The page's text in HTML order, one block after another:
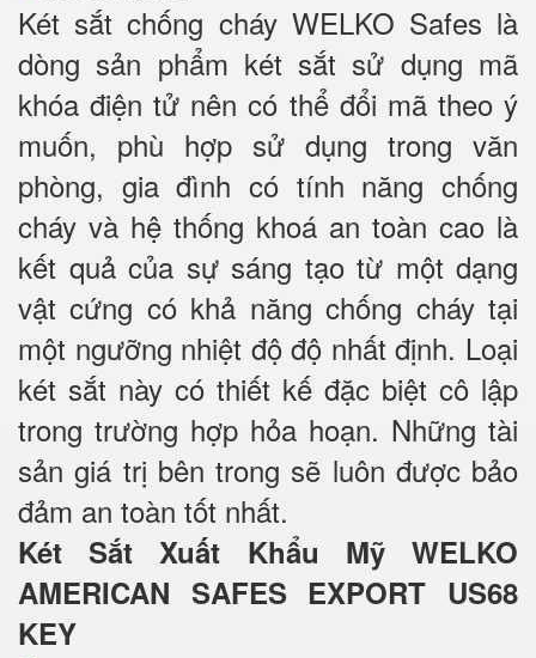
Két sắt chống cháy WELKO Safes là
dòng sản phẩm két sắt sử dụng mã
khóa điện tử nên có thể đổi mã theo ý
muốn, phù hợp sử dụng trong văn
phòng, gia đình có tính năng chống
cháy và hệ thống khoá an toàn cao là
kết quả của sự sáng tạo từ một dạng
vật cứng có khả năng chống cháy tại
một ngưỡng nhiệt độ độ nhất định. Loại
két sắt này có thiết kế đặc biệt cô lập
trong trường hợp hỏa hoạn. Những tài
sản giá trị bên trong sẽ luôn được bảo
đảm an toàn tốt nhất.
Két Sắt Xuất Khẩu Mỹ WELKO
AMERICAN SAFES EXPORT US68
KEY